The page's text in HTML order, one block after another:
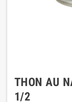
THON AU
1/2